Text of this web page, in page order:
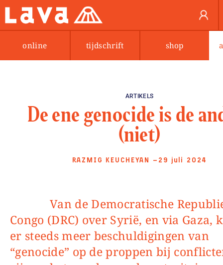
online tijdschrift shop
ARTIKELS
De ene genocide is de
(niet)
RAZMIG KEUCHEYAN —29 juli 2024
Van de Democratische Republiek
Congo (DRC) over Syrië, en via Gaza,
er steeds meer beschuldigingen van
“genocide” op de proppen bij